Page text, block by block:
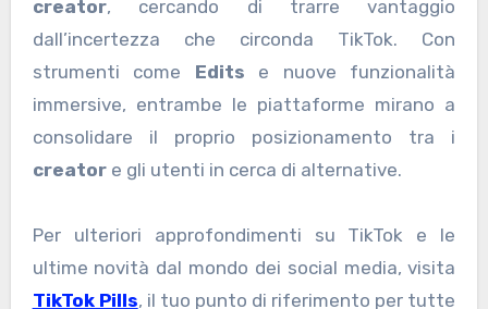
creator, cercando di trarre vantaggio
dall’incertezza che circonda TikTok. Con
strumenti come Edits e nuove funzionalità
immersive, entrambe le piattaforme mirano a
consolidare il proprio posizionamento tra i
creatore gli utenti in cerca di alternative.
Per ulteriori approfondimenti su TikTok e le
ultime novità dal mondo dei social media, visita
TikTok Pills, il tuo punto di riferimento per tutte